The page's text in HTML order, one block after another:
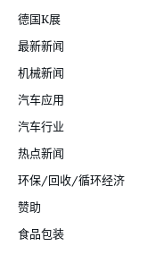
德国K展
最新新闻
机械新闻
汽车应用
汽车行业
热点新闻
环保/回收/循环经济
赞助
食品包装